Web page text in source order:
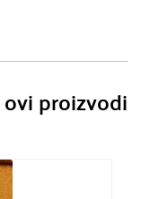
proizvodi